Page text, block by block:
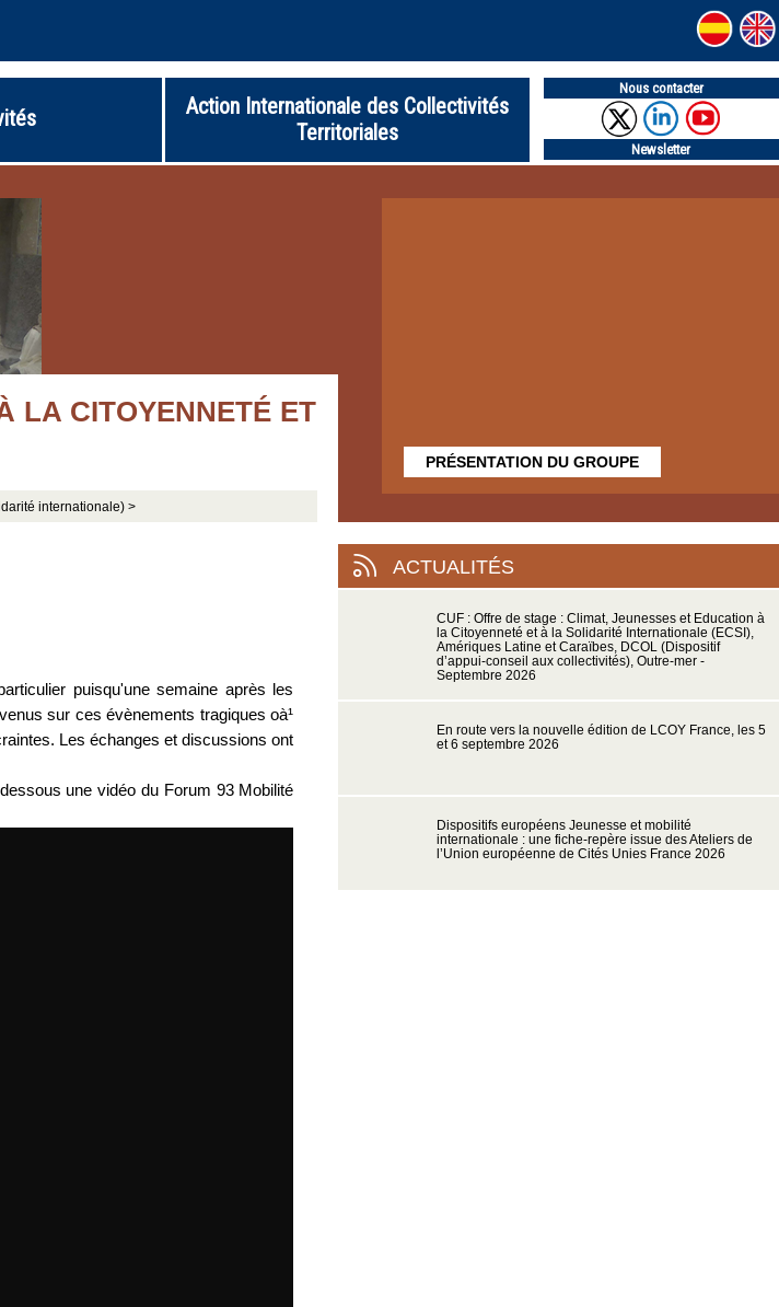
Action Internationale des Collectivités
Territoriales
Nous contacter
Newsletter
LA CITOYENNETÉ ET
internationale) >
PRÉSENTATION DU GROUPE
puisqu'une semaine après les
sur ces évènements tragiques oà¹
Les échanges et discussions ont
une vidéo du Forum 93 Mobilité
ACTUALITÉS
CUF : Offre de stage : Climat, Jeunesses et Education à
la Citoyenneté et à la Solidarité Internationale (ECSI),
Amériques Latine et Caraïbes, DCOL (Dispositif
d’appui-conseil aux collectivités), Outre-mer -
Septembre 2026
En route vers la nouvelle édition de LCOY France, les 5
et 6 septembre 2026
Dispositifs européens Jeunesse et mobilité
internationale : une fiche-repère issue des Ateliers de
l’Union européenne de Cités Unies France 2026